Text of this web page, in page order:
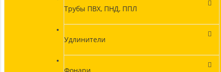
Трубы ПВХ, ПНД, ППЛ
Удлинители